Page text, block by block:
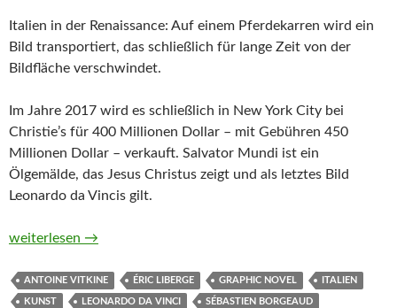
Italien in der Renaissance: Auf einem Pferdekarren wird ein
Bild transportiert, das schließlich für lange Zeit von der
Bildfläche verschwindet.
Im Jahre 2017 wird es schließlich in New York City bei
Christie’s für 400 Millionen Dollar – mit Gebühren 450
Millionen Dollar – verkauft. Salvator Mundi ist ein
Ölgemälde, das Jesus Christus zeigt und als letztes Bild
Leonardo da Vincis gilt.
Salvator Mundi. Das teuerste Gemälde der Welt und das
weiterlesen →
ANTOINE VITKINE ÉRIC LIBERGE GRAPHIC NOVEL ITALIEN
KUNST LEONARDO DA VINCI SÉBASTIEN BORGEAUD